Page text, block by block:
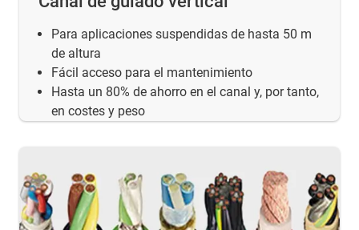
Para aplicaciones suspendidas de hasta 50 m
de altura
Fácil acceso para el mantenimiento
Hasta un 80% de ahorro en el canal y, por tanto,
en costes y peso